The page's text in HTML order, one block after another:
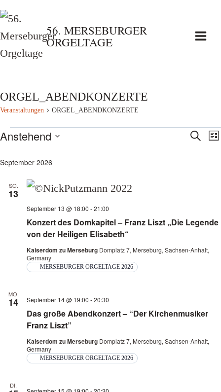
Zum
Inhalt
springen
56. MERSEBURGER
ORGELTAGE
ORGEL_ABENDKONZERTE
Veranstaltungen ORGEL_ABENDKONZERTE
Veranstaltungen Suche
Anstehend
wählen.
September 2026
SO.
13
Konzert des Domkapitel – Franz Liszt „Die Legende
von der Heiligen Elisabeth“
September 13 @ 18:00 -21:00
Kaiserdom zu Merseburg Domplatz 7, Merseburg, Sachsen-Anhalt,
Germany
MERSEBURGER ORGELTAGE 2026
MO.
14
Das große Abendkonzert – “Der Kirchenmusiker
Franz Liszt”
September 14 @ 19:00 -20:30
Kaiserdom zu Merseburg Domplatz 7, Merseburg, Sachsen-Anhalt,
Germany
MERSEBURGER ORGELTAGE 2026
DI.